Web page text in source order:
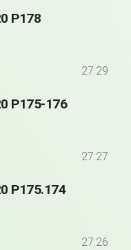
P178
27:29
P175-176
27:27
P175.174
27:26